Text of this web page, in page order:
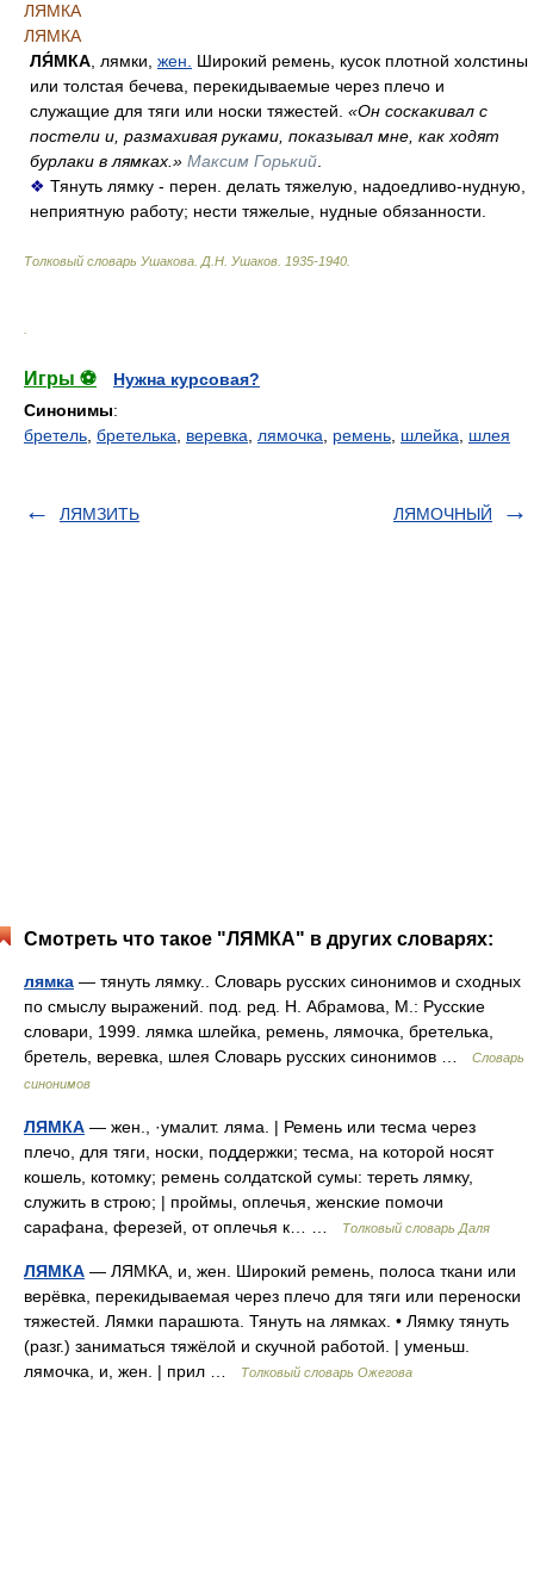
ЛЯМКА
ЛЯМКА
ЛЯ́МКА , лямки, жен.
Широкий ремень, кусок плотной холстины
или толстая бечева, перекидываемые через плечо и
служащие для тяги или носки тяжестей. «Он соскакивал с
постели и, размахивая руками, показывал мне, как ходят
бурлаки в лямках.» Максим Горький
❖ Тянуть лямку - перен. делать тяжелую, надоедливо-нудную,
неприятную работу; нести тяжелые, нудные обязанности.
Толковый словарь Ушакова Д.Н. Ушаков. 1935-1940
Игры ⚽
Нужна курсовая?
Синонимы:
бретель бретелька веревка лямочка ремень шлейка шлея
ЛЯМЗИТЬ ЛЯМОЧНЫЙ
Смотреть что такое "ЛЯМКА" в других словарях:
лямка — тянуть лямку.. Словарь русских синонимов и сходных
по смыслу выражений. под. ред. Н. Абрамова, М.: Русские
словари, 1999. лямка шлейка, ремень, лямочка, бретелька,
бретель, веревка, шлея Словарь русских синонимов …
Словарь
синонимов
ЛЯМКА — жен., ·умалит. ляма. | Ремень или тесма через
плечо, для тяги, носки, поддержки; тесма, на которой носят
кошель, котомку; ремень солдатской сумы: тереть лямку,
служить в строю; | проймы, оплечья, женские помочи
сарафана, ферезей, от оплечья к… …
Толковый словарь Даля
ЛЯМКА — ЛЯМКА, и, жен. Широкий ремень, полоса ткани или
верёвка, перекидываемая через плечо для тяги или переноски
тяжестей. Лямки парашюта. Тянуть на лямках. • Лямку тянуть
(разг.) заниматься тяжёлой и скучной работой. | уменьш.
лямочка, и, жен. | прил …
Толковый словарь Ожегова